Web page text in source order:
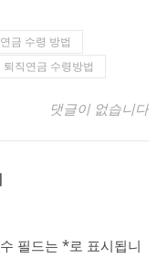
금 수령 방법
직연금 수령방법
댓글이 없습니다
필드는 *로 표시됩니